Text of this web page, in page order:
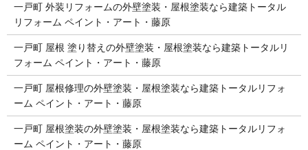
一戸町 外装リフォームの外壁塗装・屋根塗装なら建築トータル
リフォーム ペイント・アート・藤原
一戸町 屋根 塗り替えの外壁塗装・屋根塗装なら建築トータルリ
フォーム ペイント・アート・藤原
一戸町 屋根修理の外壁塗装・屋根塗装なら建築トータルリフォ
ーム ペイント・アート・藤原
一戸町 屋根塗装の外壁塗装・屋根塗装なら建築トータルリフォ
ーム ペイント・アート・藤原